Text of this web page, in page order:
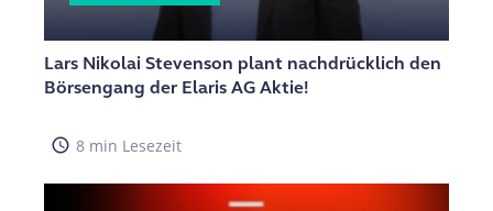
Lars Nikolai Stevenson plant nachdrücklich den
Börsengang der Elaris AG Aktie!
access_time 8 min Lesezeit